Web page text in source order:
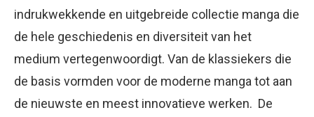
indrukwekkende en uitgebreide collectie manga die
de hele geschiedenis en diversiteit van het
medium vertegenwoordigt. Van de klassiekers die
de basis vormden voor de moderne manga tot aan
de nieuwste en meest innovatieve werken. De